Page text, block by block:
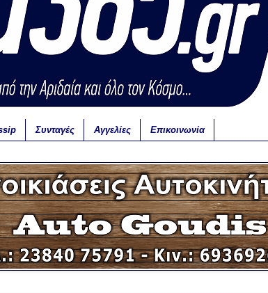
Συνταγές Αγγελίες Επικοινωνία